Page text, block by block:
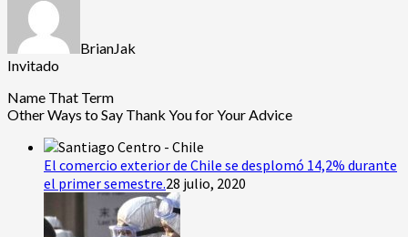
BrianJak
Invitado
Name That Term
Other Ways to Say Thank You for Your Advice
El comercio exterior de Chile se desplomó 14,2% durante
el primer semestre.28 julio, 2020